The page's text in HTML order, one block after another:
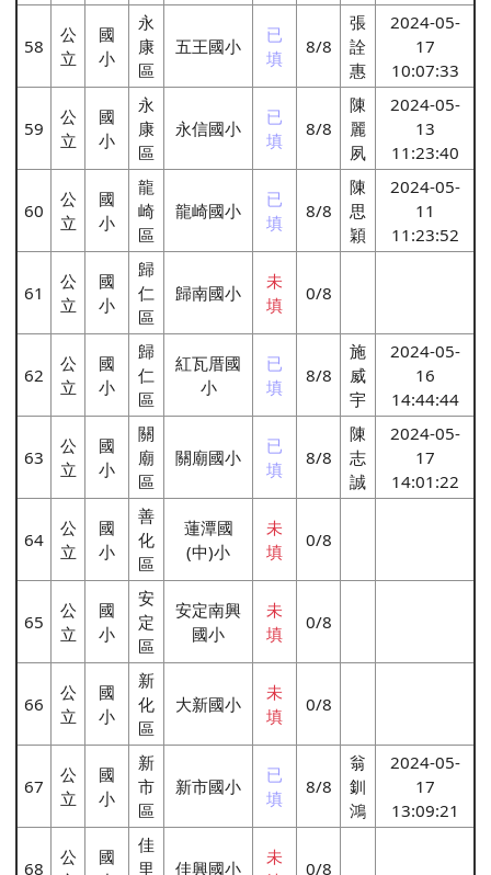
58
公
立
國
小
永
康
區
五王國小
已
填
8/8
張
詮
惠
2024-05-
17
10:07:33
59
公
立
國
小
永
康
區
永信國小
已
填
8/8
陳
麗
夙
2024-05-
13
11:23:40
60
公
立
國
小
龍
崎
區
龍崎國小
已
填
8/8
陳
思
穎
2024-05-
11
11:23:52
61
公
立
國
小
歸
仁
區
歸南國小
未
填
0/8
62
公
立
國
小
歸
仁
區
紅瓦厝國
小
已
填
8/8
施
威
宇
2024-05-
16
14:44:44
63
公
立
國
小
關
廟
區
關廟國小
已
填
8/8
陳
志
誠
2024-05-
17
14:01:22
64
公
立
國
小
善
化
區
蓮潭國
(中)小
未
填
0/8
65
公
立
國
小
安
定
區
安定南興
國小
未
填
0/8
66
公
立
國
小
新
化
區
大新國小
未
填
0/8
67
公
立
國
小
新
市
區
新市國小
已
填
8/8
翁
釧
鴻
2024-05-
17
13:09:21
68
公
國
佳
里
佳興國小
未
0/8